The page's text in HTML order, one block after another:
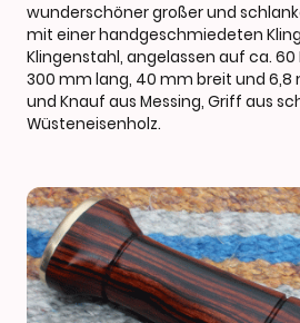
wunderschöner großer und
mit einer handgeschmiedeten
Klingenstahl, angelassen auf ca. 60
300 mm lang, 40 mm breit und 6,8
und Knauf aus Messing, Griff aus
Wüsteneisenholz.